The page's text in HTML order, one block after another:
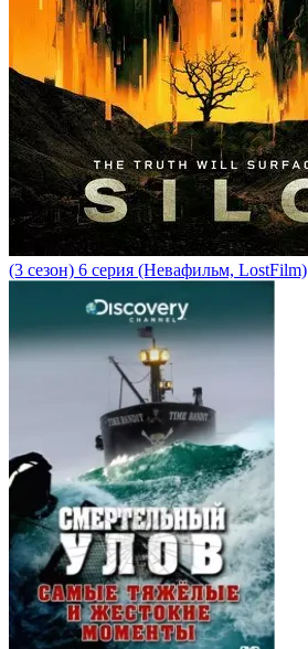
(3 сезон) 6 серия (Невафильм, LostFilm)